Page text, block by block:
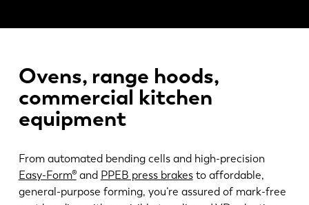
Ovens, range hoods,
commercial kitchen
equipment
From automated bending cells and high-precision
Easy-Form®and PPEB press brakesto affordable,
general-purpose forming, you’re assured of mark-free
Contattateci